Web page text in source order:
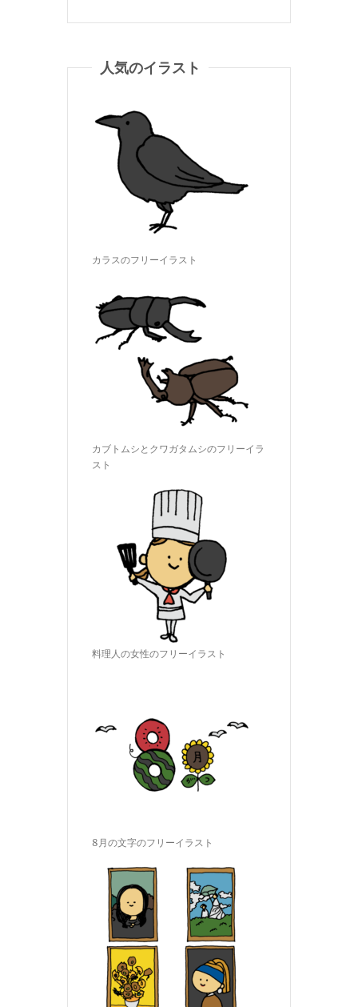
人気のイラスト
カラスのフリーイラスト
カブトムシとクワガタムシのフリーイラ
スト
料理人の女性のフリーイラスト
8月の文字のフリーイラスト